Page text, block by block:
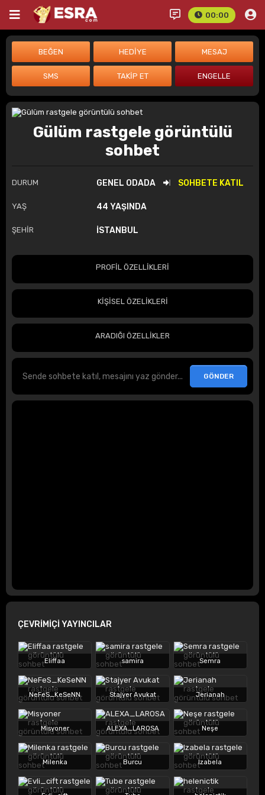
00:00
Gülüm rastgele görüntülü
sohbet
DURUM GENEL ODADA SOHBETE KATIL
YAŞ 44 YAŞINDA
ŞEHİR İSTANBUL
PROFİL ÖZELLİKLERİ
KİŞİSEL ÖZELİKLERİ
ARADIĞI ÖZELLİKLER
ÇEVRİMİÇİ YAYINCILAR
Eliffaa samira Semra
NeFeS_KeSeNN Stajyer Avukat Jerianah
Misyoner ALEXA_LAROSA Neşe
Milenka Burcu Izabela